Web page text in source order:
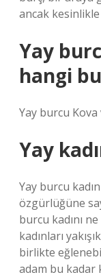
ancak kesinlikle
Yay
hangi
Yay burcu
Yay
Yay burcu
özgürlüğüne
burcu kadını
kadınları
birlikte
adam bu kadar